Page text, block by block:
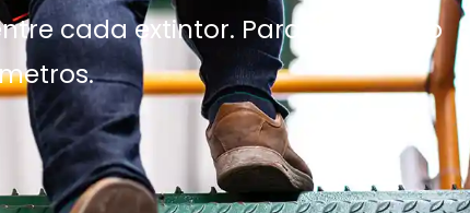
cada extintor. Para riesgo alto